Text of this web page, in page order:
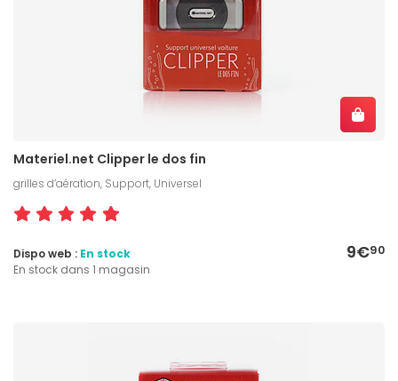
Materiel.net Clipper le dos fin
grilles d’aération, Support, Universel
9€90
Dispo web : En stock
En stock dans 1 magasin